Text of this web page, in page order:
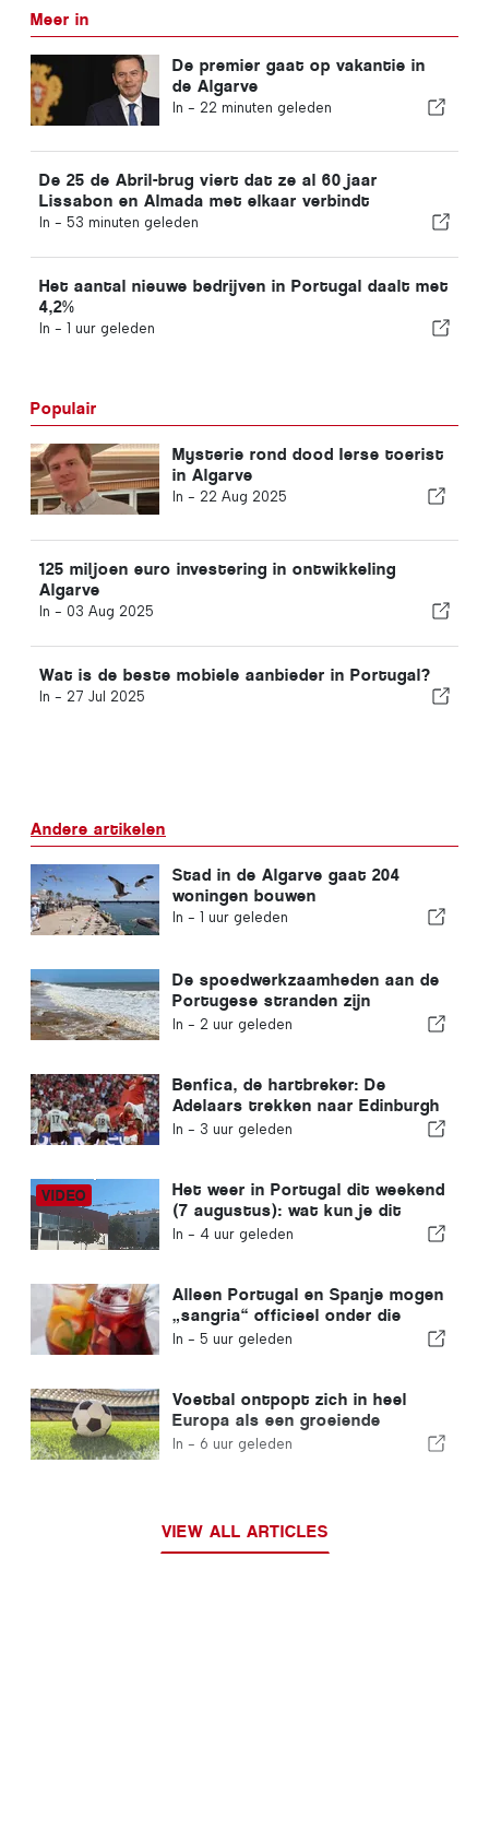
Meer in
De premier gaat op vakantie in
de Algarve
In - 22 minuten geleden
De 25 de Abril-brug viert dat ze al 60 jaar
Lissabon en Almada met elkaar verbindt
In - 53 minuten geleden
Het aantal nieuwe bedrijven in Portugal daalt met
4,2%
In - 1 uur geleden
Populair
Mysterie rond dood Ierse toerist
in Algarve
In - 22 Aug 2025
125 miljoen euro investering in ontwikkeling
Algarve
In - 03 Aug 2025
Wat is de beste mobiele aanbieder in Portugal?
In - 27 Jul 2025
Andere artikelen
Stad in de Algarve gaat 204
woningen bouwen
In - 1 uur geleden
De spoedwerkzaamheden aan de
Portugese stranden zijn
afgerond
In - 2 uur geleden
Benfica, de hartbreker: De
Adelaars trekken naar Edinburgh
met één voet al in de volgende
In - 3 uur geleden
Het weer in Portugal dit weekend
(7 augustus): wat kun je dit
weekend in heel Portugal
In - 4 uur geleden
Alleen Portugal en Spanje mogen
„sangria“ officieel onder die
naam verkopen
In - 5 uur geleden
Voetbal ontpopt zich in heel
Europa als een groeiende
investeringskans
In - 6 uur geleden
VIEW ALL ARTICLES